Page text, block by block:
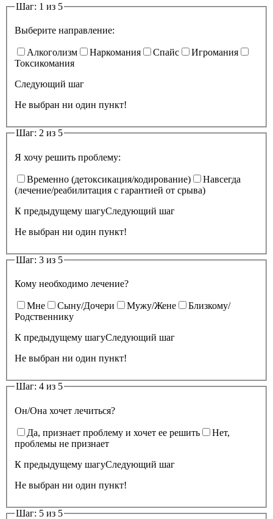
Шаг: 1 из 5
Выберите направление:
Алкоголизм Наркомания Спайс
Игромания
Токсикомания
Следующий шаг
Не выбран ни один пункт!
Шаг: 2 из 5
Я хочу решить проблему:
Временно (детоксикация/кодирование)
Навсегда
(лечение/реабилитация с гарантией от срыва)
К предыдущему шагуСледующий шаг
Не выбран ни один пункт!
Шаг: 3 из 5
Кому необходимо лечение?
Мне Сыну/Дочери Мужу/Жене
Близкому/
Родственнику
К предыдущему шагуСледующий шаг
Не выбран ни один пункт!
Шаг: 4 из 5
Он/Она хочет лечиться?
Да, признает проблему и хочет ее решить
Нет,
проблемы не признает
К предыдущему шагуСледующий шаг
Не выбран ни один пункт!
Шаг: 5 из 5